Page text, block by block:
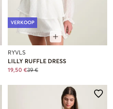
VERKOOP
RYVLS
LILLY RUFFLE DRESS
19,50 €39 €